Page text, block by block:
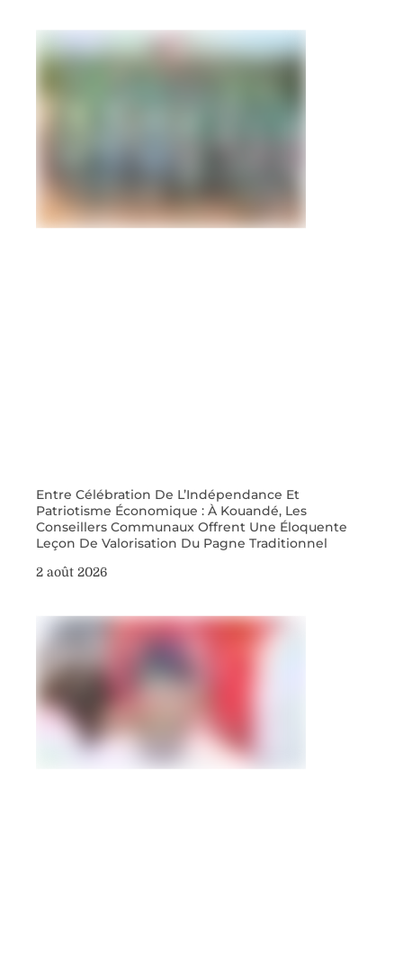
Entre Célébration De L’Indépendance Et
Patriotisme Économique : À Kouandé, Les
Conseillers Communaux Offrent Une Éloquente
Leçon De Valorisation Du Pagne Traditionnel
2 août 2026